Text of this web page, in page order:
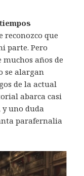
tiempos
reconozco que
parte. Pero
años de
se alargan
de la actual
abarca casi
uno duda
parafernalia